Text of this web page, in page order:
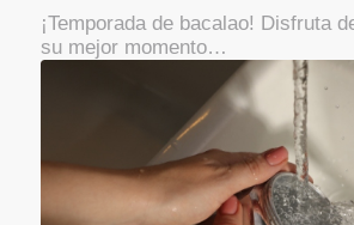
¡Temporada de bacalao! Disfruta
su mejor momento…